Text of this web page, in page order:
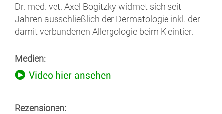
Dr. med. vet. Axel Bogitzky widmet sich seit
Jahren ausschließlich der Dermatologie inkl. der
damit verbundenen Allergologie beim Kleintier.
Medien:
Video hier ansehen
Rezensionen: